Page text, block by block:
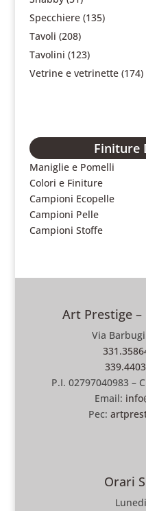
Specchiere (135)
Tavoli (208)
Tavolini (123)
Vetrine e vetrinette (174)
Finiture
Maniglie e Pomelli
Colori e Finiture
Campioni Ecopelle
Campioni Pelle
Campioni Stoffe
Art Prestige
Via
P.I. 02797040983 –
Email:
Pec:
Orari